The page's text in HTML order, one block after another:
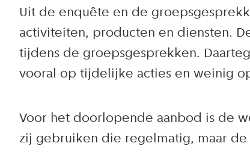
Uit de enquête en de
activiteiten, producten en diensten.
tijdens de groepsgesprekken.
vooral op tijdelijke acties en weinig
Voor het doorlopende aanbod is de
zij gebruiken die regelmatig, maar